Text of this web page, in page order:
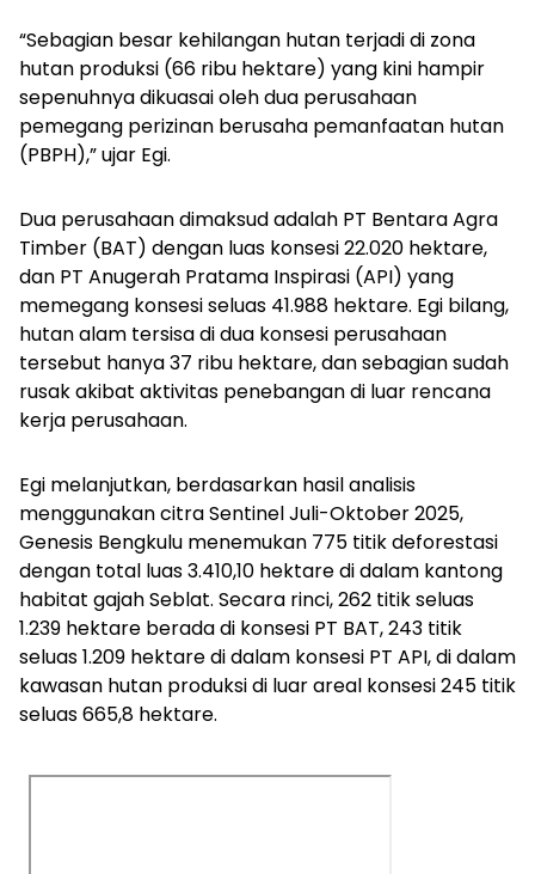
“Sebagian besar kehilangan hutan terjadi di zona
hutan produksi (66 ribu hektare) yang kini hampir
sepenuhnya dikuasai oleh dua perusahaan
pemegang perizinan berusaha pemanfaatan hutan
(PBPH),” ujar Egi.
Dua perusahaan dimaksud adalah PT Bentara Agra
Timber (BAT) dengan luas konsesi 22.020 hektare,
dan PT Anugerah Pratama Inspirasi (API) yang
memegang konsesi seluas 41.988 hektare. Egi bilang,
hutan alam tersisa di dua konsesi perusahaan
tersebut hanya 37 ribu hektare, dan sebagian sudah
rusak akibat aktivitas penebangan di luar rencana
kerja perusahaan.
Egi melanjutkan, berdasarkan hasil analisis
menggunakan citra Sentinel Juli-Oktober 2025,
Genesis Bengkulu menemukan 775 titik deforestasi
dengan total luas 3.410,10 hektare di dalam kantong
habitat gajah Seblat. Secara rinci, 262 titik seluas
1.239 hektare berada di konsesi PT BAT, 243 titik
seluas 1.209 hektare di dalam konsesi PT API, di dalam
kawasan hutan produksi di luar areal konsesi 245 titik
seluas 665,8 hektare.